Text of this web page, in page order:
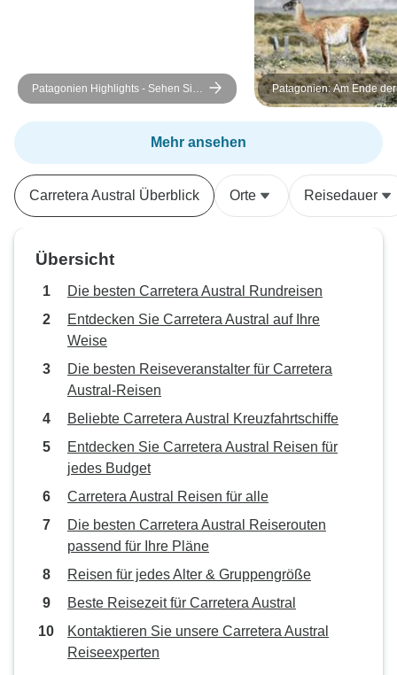
Patagonien Highlights - Sehen Sie
alle Höhepunkte des 'W' Treks mit
nur einem Tagerucksack
Patagonien: Am Ende
Tage/8 Nächte)
Mehr ansehen
Carretera Austral Überblick Orte Reisedauer
Übersicht
Die besten Carretera Austral Rundreisen
Entdecken Sie Carretera Austral auf Ihre
Weise
Die besten Reiseveranstalter für Carretera
Austral-Reisen
Beliebte Carretera Austral Kreuzfahrtschiffe
Entdecken Sie Carretera Austral Reisen für
jedes Budget
Carretera Austral Reisen für alle
Die besten Carretera Austral Reiserouten
passend für Ihre Pläne
Reisen für jedes Alter & Gruppengröße
Beste Reisezeit für Carretera Austral
Kontaktieren Sie unsere Carretera Austral
Reiseexperten